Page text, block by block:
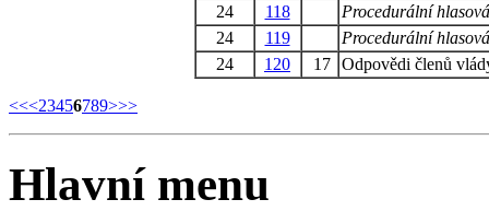
24
118
Procedurální
24
119
Procedurální
24
120 17 Odpovědi členů
<<<23456789>>>
Hlavní menu